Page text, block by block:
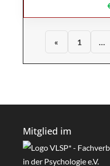
« 1
Mitglied im